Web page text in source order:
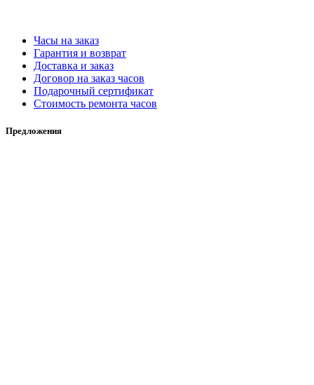
Часы на заказ
Гарантия и возврат
Доставка и заказ
Договор на заказ часов
Подарочный сертификат
Стоимость ремонта часов
Предложения